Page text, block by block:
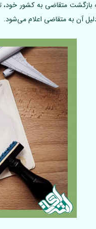
متقاضی به کشور خود،
آن به متقاضی اعلام می‌شود.